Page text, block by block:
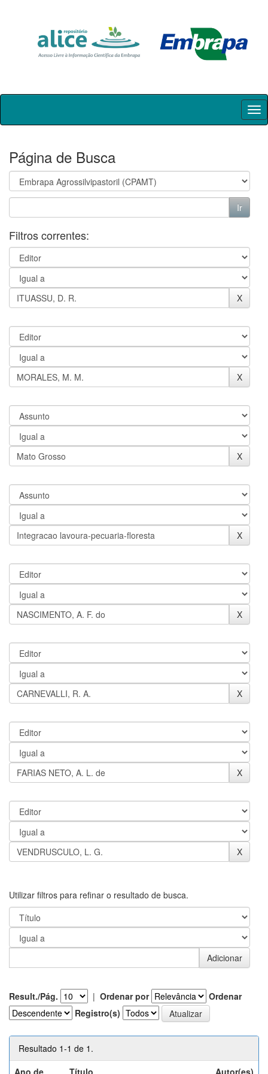
Skip
Página de Busca
Filtros correntes:
Utilizar filtros para refinar o resultado de busca.
Result./Pág. | Ordenar por
Ordenar
Registro(s)
Resultado 1-1 de 1.
Ano de
Título Autor(es)